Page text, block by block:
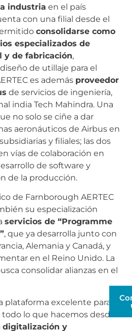
industria en el país
con una filial desde el
consolidarse como
especializados de
y de fabricación,
de utillaje para el
es además proveedor
de servicios de ingeniería,
india Tech Mahindra. Una
no solo se ciñe a dar
aeronáuticos de Airbus en
y filiales; las dos
vías de colaboración en
de software y
de la producción.
de Farnborough AERTEC
su especialización
servicios de “Programme
, que ya desarrolla junto con
Alemania y Canadá, y
en el Reino Unido. La
consolidar alianzas en el
plataforma excelente para
lo que hacemos desde
digitalización y